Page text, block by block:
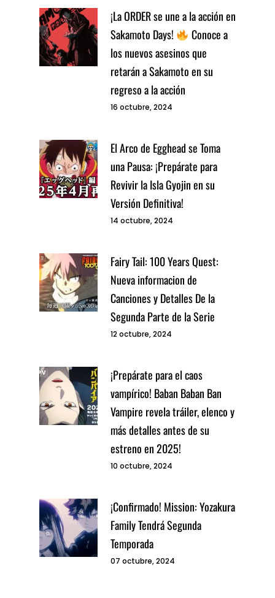
¡La ORDER se une a la acción en
Sakamoto Days!
Conoce a
los nuevos asesinos que
retarán a Sakamoto en su
regreso a la acción
16 octubre, 2024
El Arco de Egghead se Toma
una Pausa: ¡Prepárate para
Revivir la Isla Gyojin en su
Versión Definitiva!
14 octubre, 2024
Fairy Tail: 100 Years Quest:
Nueva informacion de
Canciones y Detalles De la
Segunda Parte de la Serie
12 octubre, 2024
¡Prepárate para el caos
vampírico! Baban Baban Ban
Vampire revela tráiler, elenco y
más detalles antes de su
estreno en 2025!
10 octubre, 2024
¡Confirmado! Mission: Yozakura
Family Tendrá Segunda
Temporada
07 octubre, 2024